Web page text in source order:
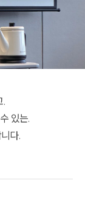
.
있는.
다.